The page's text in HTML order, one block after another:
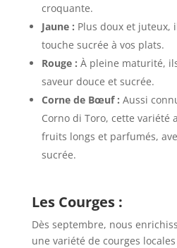
croquante.
Jaune : Plus doux et juteux,
touche sucrée à vos plats.
Rouge : À pleine maturité,
saveur douce et sucrée.
Corne de Bœuf : Aussi
Corno di Toro, cette variété
fruits longs et parfumés,
sucrée.
Les Courges :
Dès septembre, nous
une variété de courges locales